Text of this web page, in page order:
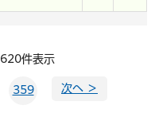
件表示
359 次へ ＞